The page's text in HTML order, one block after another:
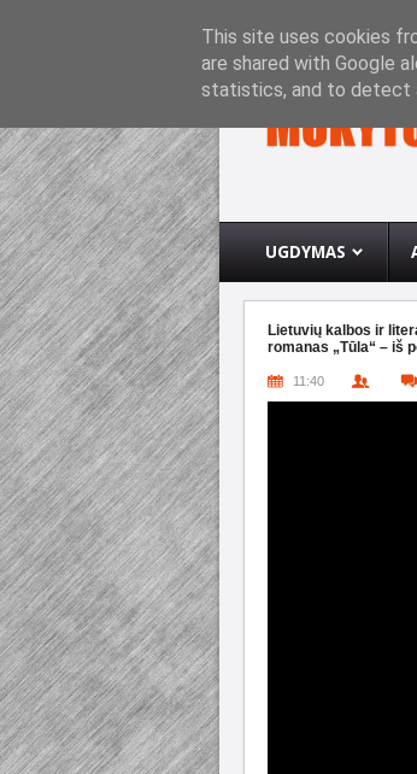
UGDYMAS
Lietuvių kalbos ir
romanas „Tūla“ – iš
11:40
This site uses cookies
are shared with Google
statistics, and to detect